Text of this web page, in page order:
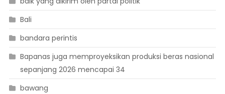
Bali
bandara perintis
Bapanas juga memproyeksikan produksi beras nasional
sepanjang 2026 mencapai 34
bawang